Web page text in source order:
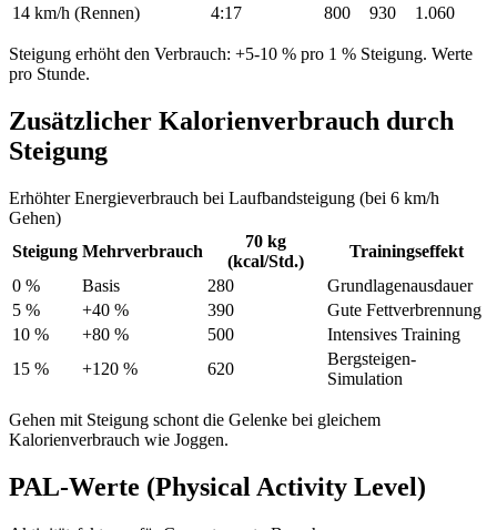
14 km/h (Rennen)
4:17 800 930 1.060
Steigung erhöht den Verbrauch: +5-10 % pro 1 % Steigung. Werte
pro Stunde.
Zusätzlicher Kalorienverbrauch durch
Steigung
Erhöhter Energieverbrauch bei Laufbandsteigung (bei 6 km/h
Gehen)
Steigung Mehrverbrauch
70 kg
(kcal/Std.)
Trainingseffekt
0 %
Basis 280
Grundlagenausdauer
5 %
+40 % 390
Gute Fettverbrennung
10 %
+80 % 500
Intensives Training
15 %
+120 % 620
Bergsteigen-
Simulation
Gehen mit Steigung schont die Gelenke bei gleichem
Kalorienverbrauch wie Joggen.
PAL-Werte (Physical Activity Level)